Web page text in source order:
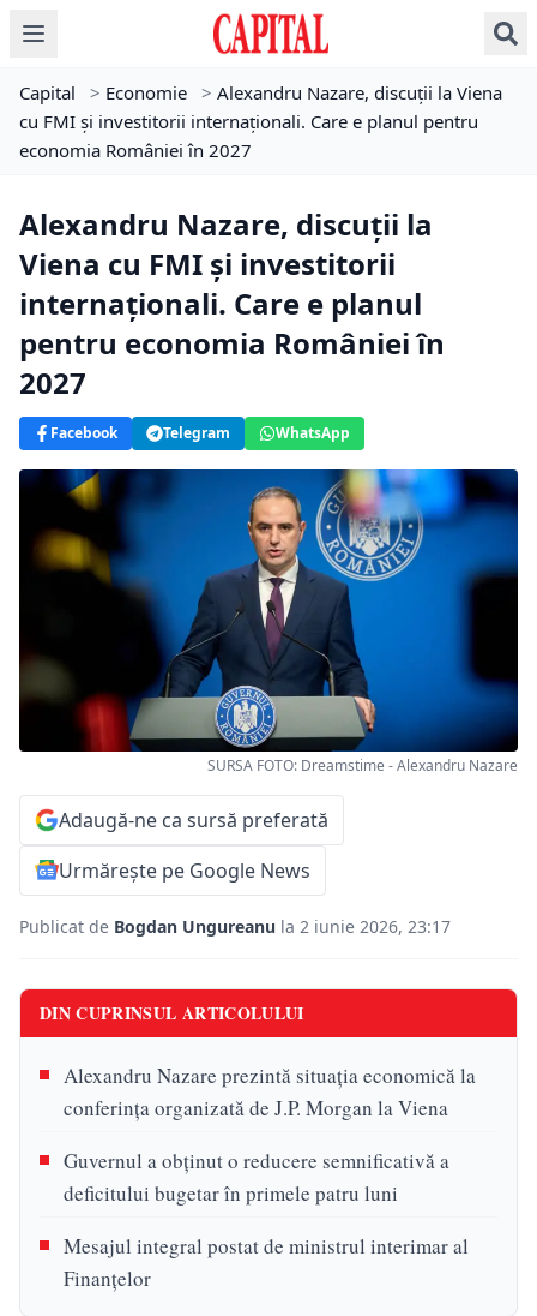
Capital > Economie > Alexandru Nazare, discuții la Viena
cu FMI și investitorii internaționali. Care e planul pentru
economia României în 2027
Alexandru Nazare, discuții la
Viena cu FMI și investitorii
internaționali. Care e planul
pentru economia României în
2027
Facebook Telegram WhatsApp
SURSA FOTO: Dreamstime - Alexandru Nazare
Adaugă-ne ca sursă preferată
Urmărește pe Google News
Publicat de Bogdan Ungureanu la 2 iunie 2026, 23:17
DIN CUPRINSUL ARTICOLULUI
Alexandru Nazare prezintă situația economică la
conferința organizată de J.P. Morgan la Viena
Guvernul a obținut o reducere semnificativă a
deficitului bugetar în primele patru luni
Mesajul integral postat de ministrul interimar al
Finanțelor